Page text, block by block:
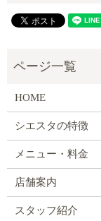
HOME
シエスタの特徴
メニュー・料金
店舗案内
スタッフ紹介